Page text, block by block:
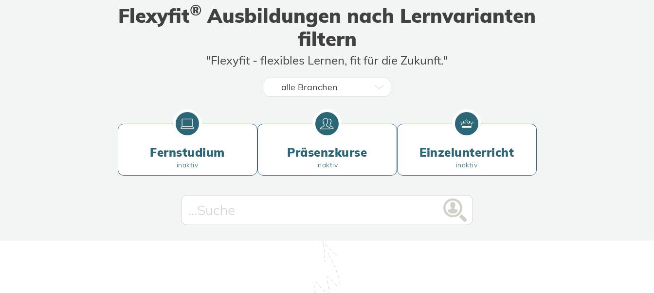
extremen Spaß macht!
Ausbildungen gerne wieder bei Euch
buchen und weiterempfehlen!
Flexyfit® Ausbildungen nach Lernvarianten
filtern
"Flexyfit - flexibles Lernen, fit für die Zukunft."
Fernstudium
inaktiv
Präsenzkurse
inaktiv
Einzelunterricht
inaktiv